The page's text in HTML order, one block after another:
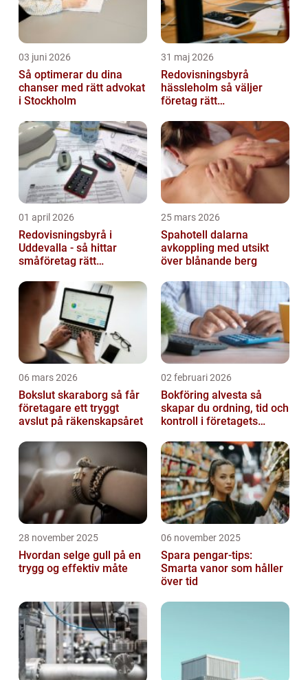
03 juni 2026
Så optimerar du dina
chanser med rätt advokat
i Stockholm
31 maj 2026
Redovisningsbyrå
hässleholm så väljer
företag rätt
01 april 2026
Redovisningsbyrå i
Uddevalla - så hittar
småföretag rätt
25 mars 2026
Spahotell dalarna
avkoppling med utsikt
över blånande berg
06 mars 2026
Bokslut skaraborg så får
företagare ett tryggt
avslut på räkenskapsåret
02 februari 2026
Bokföring alvesta så
skapar du ordning, tid och
kontroll i företagets
28 november 2025
Hvordan selge gull på en
trygg og effektiv måte
06 november 2025
Spara pengar-tips:
Smarta vanor som håller
över tid